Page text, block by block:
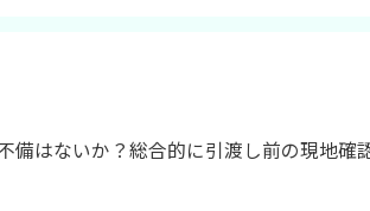
はないか？総合的に引渡し前の現地確